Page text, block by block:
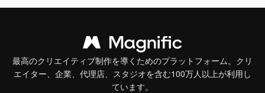
最高のクリエイティブ制作を導くためのプラットフォーム。クリ
エイター、企業、代理店、スタジオを含む100万人以上が利用し
ています。